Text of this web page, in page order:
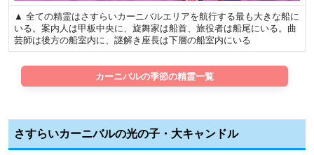
▲ 全ての精霊はさすらいカーニバルエリアを航行する最も大きな船に
いる。案内人は甲板中央に、旋舞家は船首、旅役者は船尾にいる。曲
芸師は後方の船室内に、謎解き座長は下層の船室内にいる
カーニバルの季節の精霊一覧
さすらいカーニバルの光の子・大キャンドル